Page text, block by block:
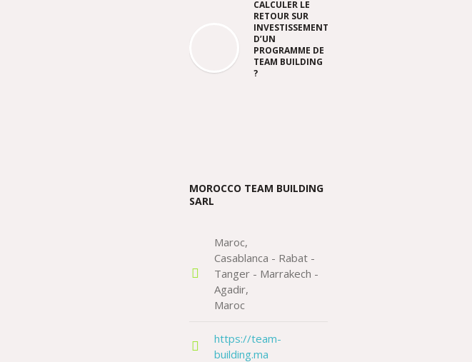
CALCULER LE
RETOUR SUR
INVESTISSEMENT
D’UN
PROGRAMME DE
TEAM BUILDING
?
MOROCCO TEAM BUILDING
SARL
Maroc
Casablanca - Rabat -
Tanger - Marrakech -
Agadir
Maroc
https://team-
building.ma